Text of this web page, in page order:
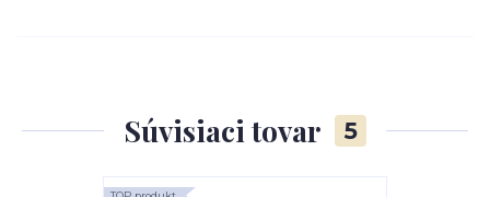
Súvisiaci tovar 5